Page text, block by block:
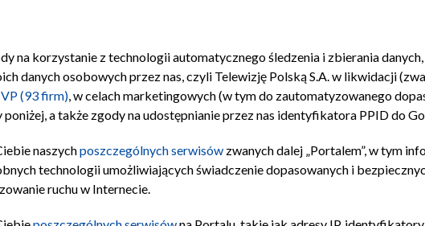
Polityka prywatności Moje zgody Pomoc Biuro reklamy
na korzystanie z technologii automatycznego śledzenia i zbierania
danych osobowych przez nas, czyli Telewizję Polską S.A. w likwidacji
(93 firm), w celach marketingowych (w tym do zautomatyzowanego
a także zgody na udostępnianie przez nas identyfikatora PPID do
naszychposzczególnych serwisów zwanych dalej „Portalem”, w tym
technologii umożliwiających świadczenie dopasowanych i
ruchu w Internecie.